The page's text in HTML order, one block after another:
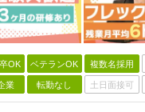
OK ベテランOK 複数名採用
業 転勤なし 土日面接可